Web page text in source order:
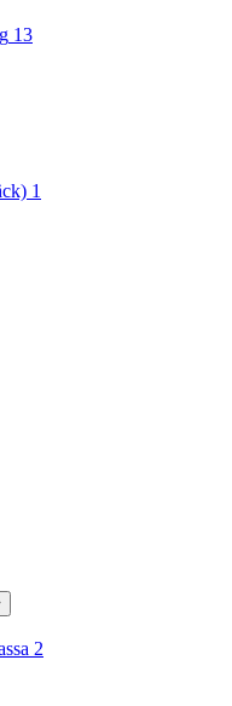
13
1
2